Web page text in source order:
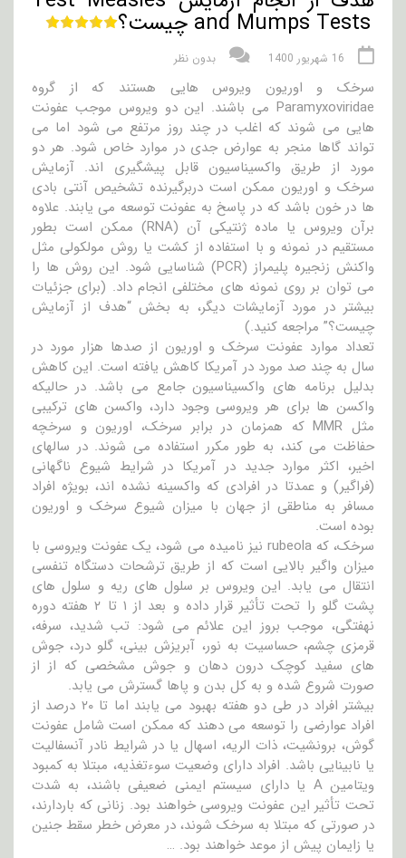
and Mumps Tests چیست؟
16 شهریور 1400 بدون نظر
سرخک و اوریون ویروس هایی هستند که از گروه
Paramyxoviridae می باشند. این دو ویروس موجب عفونت
هایی می شوند که اغلب در چند روز مرتفع می شود اما می
تواند گاها منجر به عوارض جدی در موارد خاص شود. هر دو
مورد از طریق واکسیناسیون قابل پیشگیری اند. آزمایش
سرخک و اوریون ممکن است دربرگیرنده تشخیص آنتی بادی
ها در خون باشد که در پاسخ به عفونت توسعه می یابند. علاوه
برآن ویروس یا ماده ژنتیکی آن (RNA) ممکن است بطور
مستقیم در نمونه و با استفاده از کشت یا روش مولکولی مثل
واکنش زنجیره پلیمراز (PCR) شناسایی شود. این روش ها را
می توان بر روی نمونه های مختلفی انجام داد. (برای جزئیات
بیشتر در مورد آزمایشات دیگر، به بخش “هدف از آزمایش
چیست؟” مراجعه کنید.)
تعداد موارد عفونت سرخک و اوریون از صدها هزار مورد در
سال به چند صد مورد در آمریکا کاهش یافته است. این کاهش
بدلیل برنامه های واکسیناسیون جامع می باشد. در حالیکه
واکسن ها برای هر ویروسی وجود دارد، واکسن های ترکیبی
مثل MMR که همزمان در برابر سرخک، اوریون و سرخچه
حفاظت می کند، به طور مکرر استفاده می شوند. در سالهای
اخیر، اکثر موارد جدید در آمریکا در شرایط شیوع ناگهانی
(فراگیر) و عمدتا در افرادی که واکسینه نشده اند، بویژه افراد
مسافر به مناطقی از جهان با میزان شیوع سرخک و اوریون
بوده است.
سرخک، که rubeola نیز نامیده می شود، یک عفونت ویروسی با
میزان واگیر بالایی است که از طریق ترشحات دستگاه تنفسی
انتقال می یابد. این ویروس بر سلول های ریه و سلول های
پشت گلو را تحت تأثیر قرار داده و بعد از ۱ تا ۲ هفته دوره
نهفتگی، موجب بروز این علائم می شود: تب شدید، سرفه،
قرمزی چشم، حساسیت به نور، آبریزش بینی، گلو درد، جوش
های سفید کوچک درون دهان و جوش مشخصی که از از
صورت شروع شده و به کل بدن و پاها گسترش می یابد.
بیشتر افراد در طی دو هفته بهبود می یابند اما تا ۲۰ درصد از
افراد عوارضی را توسعه می دهند که ممکن است شامل عفونت
گوش، برونشیت، ذات الریه، اسهال یا در شرایط نادر آنسفالیت
یا نابینایی باشد. افراد دارای وضعیت سوءتغذیه، مبتلا به کمبود
ویتامین A یا دارای سیستم ایمنی ضعیفی باشند، به شدت
تحت تأثیر این عفونت ویروسی خواهند بود. زنانی که باردارند،
در صورتی که مبتلا به سرخک شوند، در معرض خطر سقط جنین
یا زایمان پیش از موعد خواهند بود. …